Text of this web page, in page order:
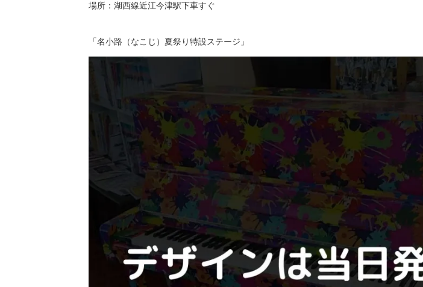
場所：湖西線近江今津駅下車すぐ
「名小路（なこじ）夏祭り特設ステージ」